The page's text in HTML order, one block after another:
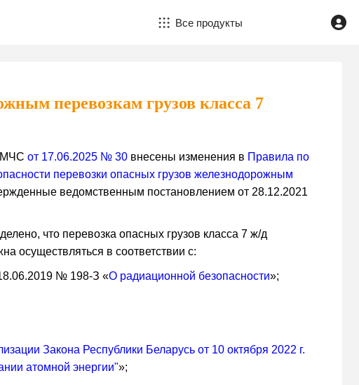
Все продукты
перевозкам грузов класса 7
МЧС от 17.06.2025 № 30 внесены изменения в Правила по
перевозки опасных грузов железнодорожным
ведомственным постановлением от 28.12.2021
что перевозка опасных грузов класса 7 ж/д
осуществляться в соответствии с:
№ 198-З «О радиационной безопасности»;
Закона Республики Беларусь от 10 октября 2022 г.
атомной энергии"»;